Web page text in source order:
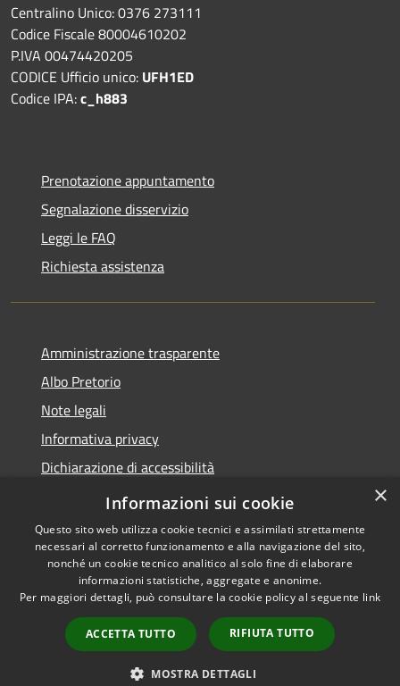
Centralino Unico: 0376 273111
Codice Fiscale 80004610202
P.IVA 00474420205
CODICE Ufficio unico: UFH1ED
Codice IPA:c_h883
Prenotazione appuntamento
Segnalazione disservizio
Leggi le FAQ
Richiesta assistenza
Amministrazione trasparente
Albo Pretorio
Note legali
Informativa privacy
Dichiarazione di accessibilità
Obiettivi di accessibilità
Accessibilità
Copyright © 2026 • Comune di
San Giorgio Bigarello •
Powered byMunicipium
Accesso redazione
×
Informazioni sui cookie
Questo sito web utilizza cookie tecnici e assimilati strettamente
necessari al corretto funzionamento e alla navigazione del sito,
nonché un cookie tecnico analitico al solo fine di elaborare
informazioni statistiche, aggregate e anonime.
Per maggiori dettagli, può consultare la cookie policy al seguente link
ACCETTA TUTTO RIFIUTA TUTTO
MOSTRA DETTAGLI